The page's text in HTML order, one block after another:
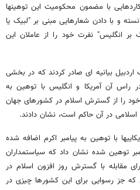
با مضمون محکومیت این توهینها
و با دادن شعارهایی مبنی بر "لبیک یا
بر انگلیس" نفرت خود را از عاملان این
اردبیل بیانیه ای صادر کردند که در بخشی
راس آن آمریکا و انگلیس با توهین به
را از گسترش اسلام در کشورهای جهان
در آن حاکم است، نشان دادند.
با توهین به پیامبر اکرم اضافه شده
توهین شده نشان داد که سیاستمداران
مقابله با گسترش روز افزون اسلام در
جز رسوایی برای این کشورها چیزی در